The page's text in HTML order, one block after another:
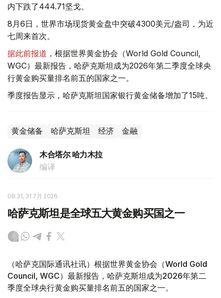
内下跌了444.71坚戈。
8月6日，世界市场现货黄金盘中突破4300美元/盎司，为近
七周来首次。
据此前报道 ，根据世界黄金协会（World Gold Council,
WGC）最新报告，哈萨克斯坦成为2026年第二季度全球央
行黄金购买量排名前五的国家之一。
季度报告显示，哈萨克斯坦国家银行黄金储备增加了15吨。
黄金储备 哈萨克斯坦 经济 金融
木合塔尔 哈力木拉
编译
08:31, 31 7月 2026
哈萨克斯坦是全球五大黄金购买国之一
（哈萨克国际通讯社讯）根据世界黄金协会（World Gold
Council, WGC）最新报告，哈萨克斯坦成为2026年第二
季度全球央行黄金购买量排名前五的国家之一。